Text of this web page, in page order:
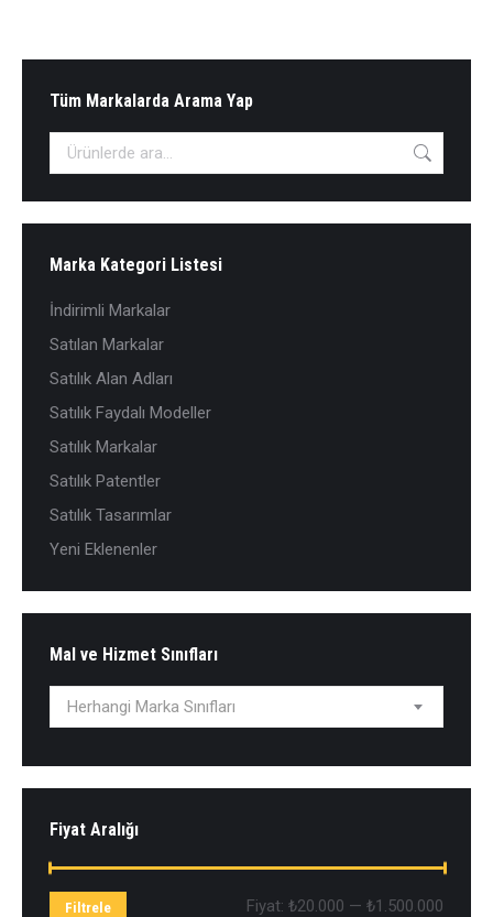
Tüm Markalarda Arama Yap
Marka Kategori Listesi
İndirimli Markalar
Satılan Markalar
Satılık Alan Adları
Satılık Faydalı Modeller
Satılık Markalar
Satılık Patentler
Satılık Tasarımlar
Yeni Eklenenler
Mal ve Hizmet Sınıfları
Herhangi Marka Sınıfları
Fiyat Aralığı
Filtrele Fiyat: ₺20.000 — ₺1.500.000